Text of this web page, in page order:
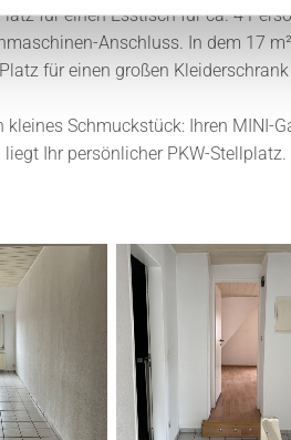
für einen Esstisch für ca. 4
Anschluss. In dem 17 m²
für einen großen
Schmuckstück: Ihren MINI-
Ihr persönlicher PKW-Stellplatz.